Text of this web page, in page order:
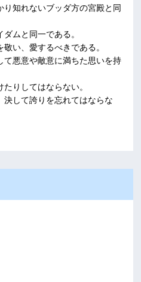
知れないブッダ方の宮殿と同
ムと同一である。
い、愛するべきである。
悪意や敵意に満ちた思いを持
りしてはならない。
して誇りを忘れてはならな